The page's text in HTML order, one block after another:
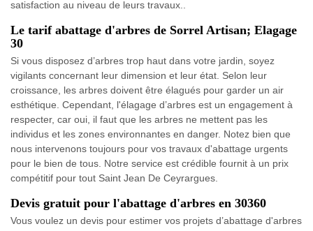
satisfaction au niveau de leurs travaux..
Le tarif abattage d'arbres de Sorrel Artisan; Elagage
30
Si vous disposez d’arbres trop haut dans votre jardin, soyez
vigilants concernant leur dimension et leur état. Selon leur
croissance, les arbres doivent être élagués pour garder un air
esthétique. Cependant, l'élagage d’arbres est un engagement à
respecter, car oui, il faut que les arbres ne mettent pas les
individus et les zones environnantes en danger. Notez bien que
nous intervenons toujours pour vos travaux d'abattage urgents
pour le bien de tous. Notre service est crédible fournit à un prix
compétitif pour tout Saint Jean De Ceyrargues.
Devis gratuit pour l'abattage d'arbres en 30360
Vous voulez un devis pour estimer vos projets d’abattage d'arbres